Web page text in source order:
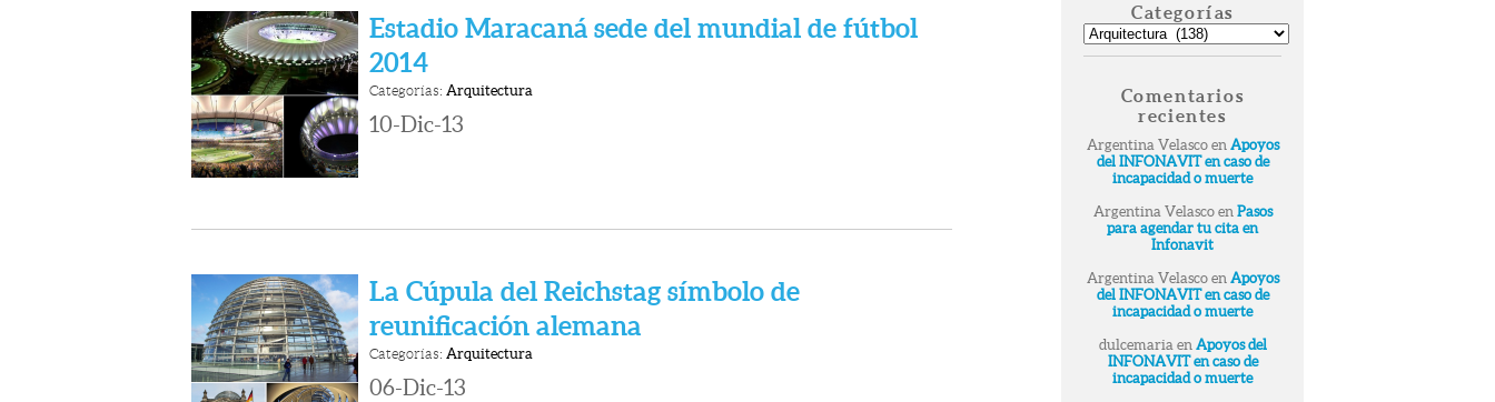
Estadio Maracaná sede del mundial de fútbol
2014
Categorías: Arquitectura
10-Dic-13
La Cúpula del Reichstag símbolo de
reunificación alemana
Categorías: Arquitectura
06-Dic-13
Categorías
Categorías
Comentarios
recientes
Argentina Velascoen Apoyos
del INFONAVIT en caso de
incapacidad o muerte
Argentina Velascoen Pasos
para agendar tu cita en
Infonavit
Argentina Velascoen Apoyos
del INFONAVIT en caso de
incapacidad o muerte
dulcemariaen Apoyos del
INFONAVIT en caso de
incapacidad o muerte